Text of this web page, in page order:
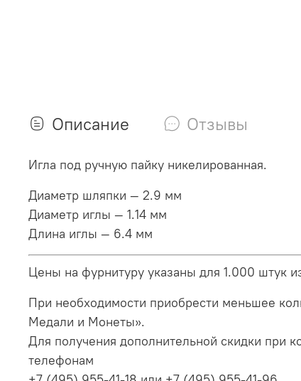
Описание Отзывы
Игла под ручную пайку никелированная.
Диаметр шляпки — 2.9 мм
Диаметр иглы — 1.14 мм
Длина иглы — 6.4 мм
Цены на фурнитуру указаны для 1.000 штук
При необходимости приобрести меньшее
Медали и Монеты».
Для получения дополнительной скидки при
телефонам